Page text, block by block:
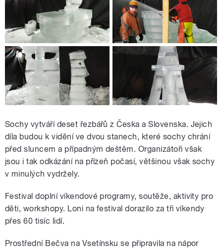
Sochy vytváří deset řezbářů z Česka a Slovenska. Jejich
díla budou k vidění ve dvou stanech, které sochy chrání
před sluncem a případným deštěm. Organizátoři však
jsou i tak odkázání na přízeň počasí, většinou však sochy
v minulých vydržely.
Festival doplní víkendové programy, soutěže, aktivity pro
děti, workshopy. Loni na festival dorazilo za tři víkendy
přes 60 tisíc lidí.
Prostřední Bečva na Vsetínsku se připravila na nápor